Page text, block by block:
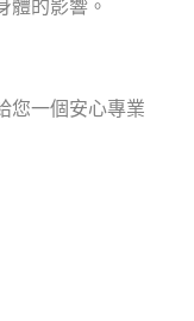
體的影響。
您一個安心專業